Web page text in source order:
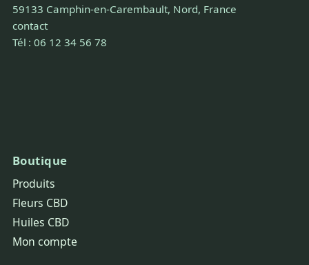
59133 Camphin-en-Carembault, Nord, France
contact
Tél : 06 12 34 56 78
Boutique
Produits
Fleurs CBD
Huiles CBD
Mon compte